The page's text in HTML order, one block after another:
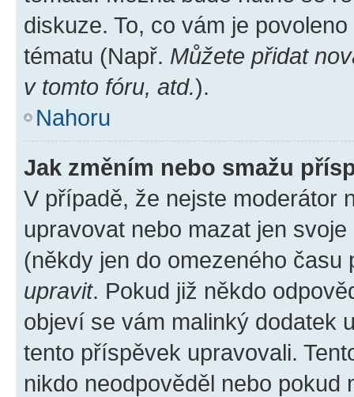
diskuze. To, co vám je
tématu (Např. Můžete přidat
v tomto fóru, atd.).
Nahoru
Jak změním nebo smažu
V případě, že nejste moderátor
upravovat nebo mazat jen
(někdy jen do omezeného
upravit. Pokud již někdo
objeví se vám malinký dodatek
tento příspěvek upravovali.
nikdo neodpověděl nebo pokud